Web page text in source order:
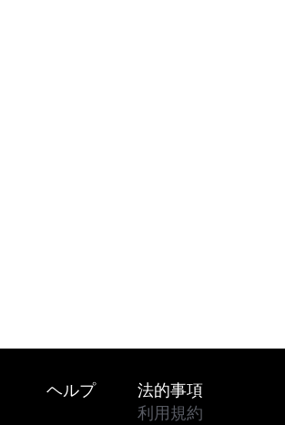
Footer
ヘルプ
法的事項
利用規約